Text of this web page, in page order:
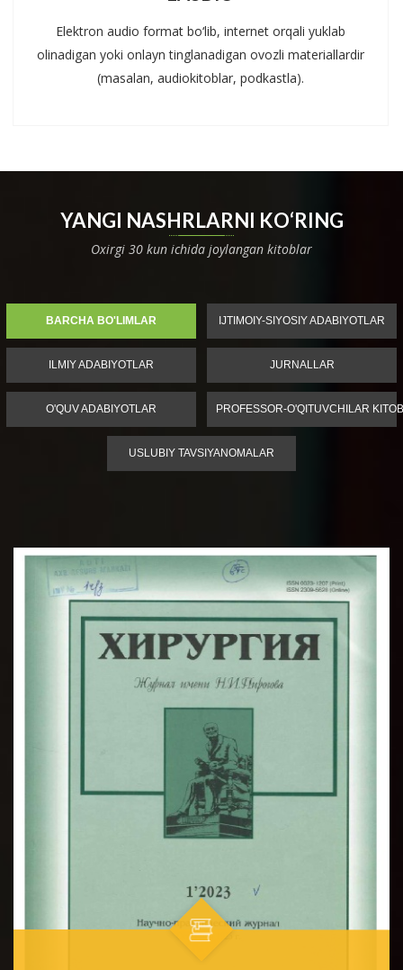
Elektron audio format bo‘lib, internet orqali yuklab
olinadigan yoki onlayn tinglanadigan ovozli materiallardir
(masalan, audiokitoblar, podkastla).
YANGI NASHRLARNI KO‘RING
Oxirgi 30 kun ichida joylangan kitoblar
BARCHA BO'LIMLAR IJTIMOIY-SIYOSIY ADABIYOTLAR
ILMIY ADABIYOTLAR JURNALLAR
O'QUV ADABIYOTLAR PROFESSOR-O'QITUVCHILAR
USLUBIY TAVSIYANOMALAR